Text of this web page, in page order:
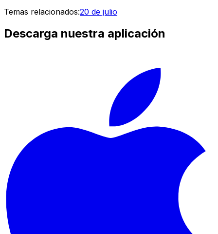
Temas relacionados:20 de julio
Descarga nuestra aplicación